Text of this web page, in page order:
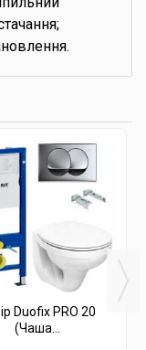
Duofix PRO 20
(Чаша...